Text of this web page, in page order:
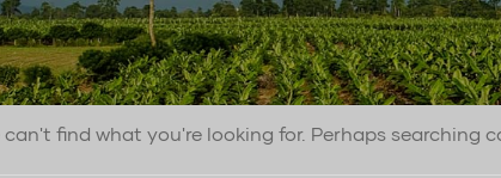
can't find what you're looking for. Perhaps searching